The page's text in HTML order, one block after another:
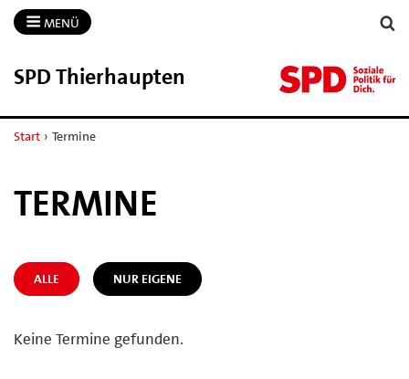
MENÜ
SPD Thierhaupten
Start › Termine
TERMINE
ALLE NUR EIGENE
Keine Termine gefunden.